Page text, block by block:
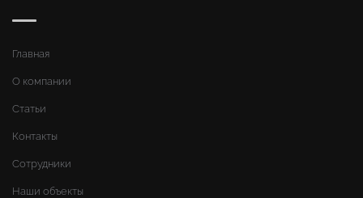
Главная
О компании
Статьи
Контакты
Сотрудники
Наши объекты